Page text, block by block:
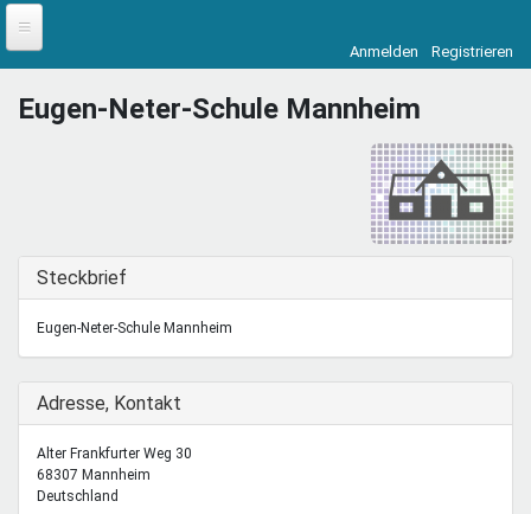
Startseite
News
Mentoren & Projekte
Schule & Beruf
Anmelden Registrieren
Eugen-Neter-Schule Mannheim
Ausblenden
Steckbrief
Eugen-Neter-Schule Mannheim
Ausblenden
Adresse, Kontakt
Alter Frankfurter Weg 30
68307 Mannheim
Deutschland